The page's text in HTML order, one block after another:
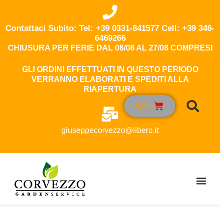
Contattaci Subito: Tel: +39 0331-841577 Cell: +39 346-
6469266
CHIUSURA PER FERIE DAL 08/08 AL 27/08 COMPRESI
GLI ORDINI EFFETTUATI IN QUESTO PERIODO
VERRANNO ELABORATI E SPEDITI ALLA
RIAPERTURA
giuseppecorvezzo@libero.it
0,00 €